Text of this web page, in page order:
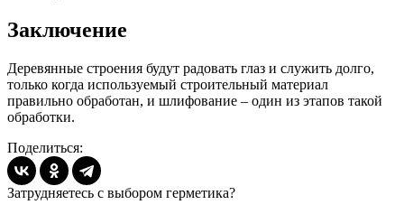
Заключение
Деревянные строения будут радовать глаз и служить долго,
только когда используемый строительный материал
правильно обработан, и шлифование – один из этапов такой
обработки.
Поделиться:
Затрудняетесь с выбором герметика?